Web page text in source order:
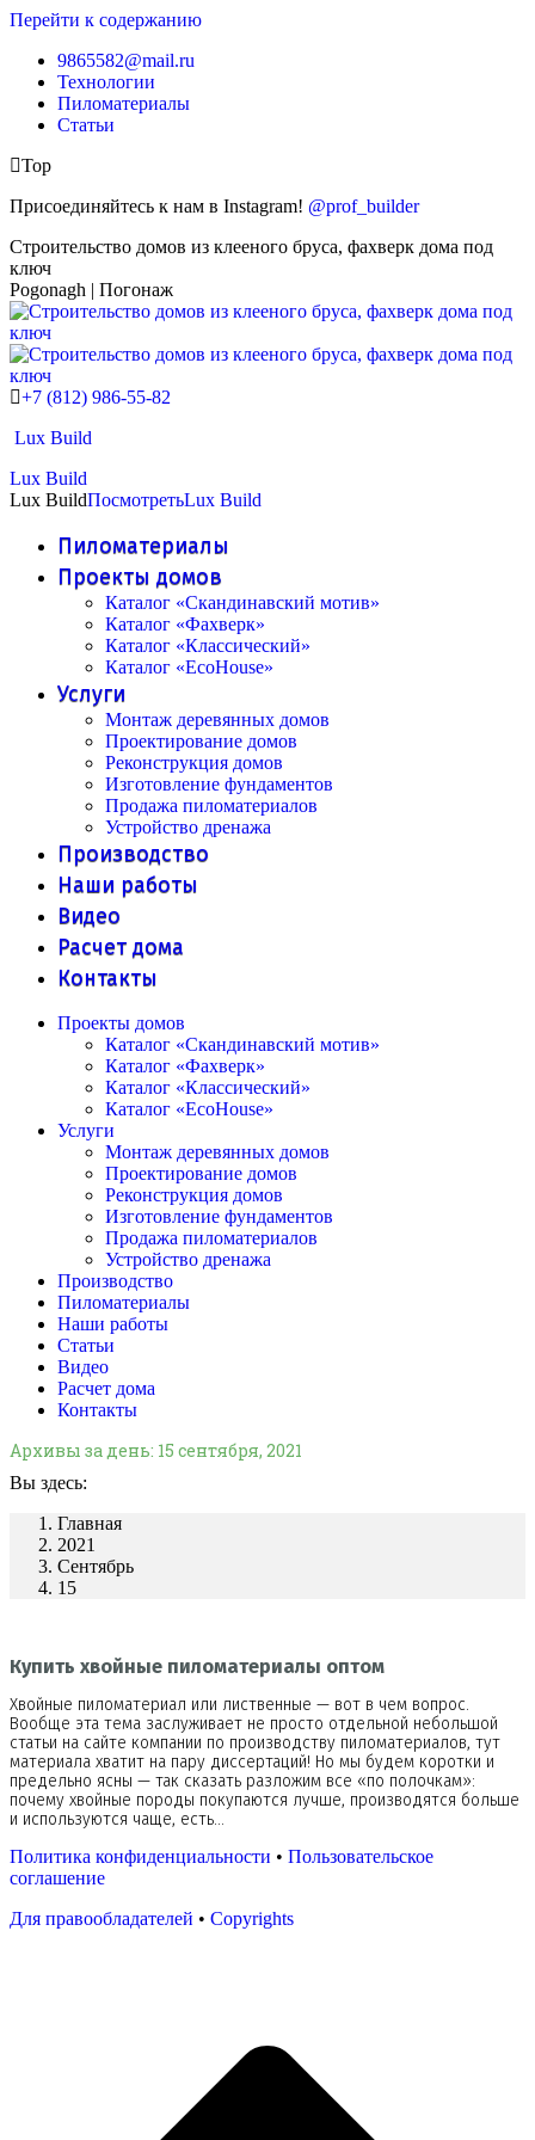
Перейти к содержанию
9865582@mail.ru
Технологии
Пиломатериалы
Статьи
Top
Присоединяйтесь к нам в Instagram! @prof_builder
Строительство домов из клееного бруса, фахверк дома под
ключ
Pogonagh | Погонаж
+7 (812) 986-55-82
Lux Build
Lux Build
Lux BuildПосмотретьLux Build
Пиломатериалы
Проекты домов
Каталог «Скандинавский мотив»
Каталог «Фахверк»
Каталог «Классический»
Каталог «EcoHouse»
Услуги
Монтаж деревянных домов
Проектирование домов
Реконструкция домов
Изготовление фундаментов
Продажа пиломатериалов
Устройство дренажа
Производство
Наши работы
Видео
Расчет дома
Контакты
Проекты домов
Каталог «Скандинавский мотив»
Каталог «Фахверк»
Каталог «Классический»
Каталог «EcoHouse»
Услуги
Монтаж деревянных домов
Проектирование домов
Реконструкция домов
Изготовление фундаментов
Продажа пиломатериалов
Устройство дренажа
Производство
Пиломатериалы
Наши работы
Статьи
Видео
Расчет дома
Контакты
Архивы за день: 15 сентября, 2021
Вы здесь:
Главная
2021
Сентябрь
15
Купить хвойные пиломатериалы оптом
Хвойные пиломатериал или лиственные — вот в чем вопрос.
Вообще эта тема заслуживает не просто отдельной небольшой
статьи на сайте компании по производству пиломатериалов, тут
материала хватит на пару диссертаций! Но мы будем коротки и
предельно ясны — так сказать разложим все «по полочкам»:
почему хвойные породы покупаются лучше, производятся больше
и используются чаще, есть…
Политика конфиденциальности • Пользовательское
соглашение
Для правообладателей • Copyrights